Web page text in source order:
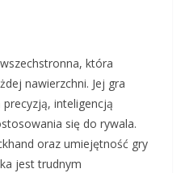
która
nawierzchni. Jej gra
precyzją, inteligencją
się do rywala.
oraz umiejętność gry
jest trudnym